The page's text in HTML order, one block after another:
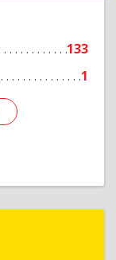
133
1